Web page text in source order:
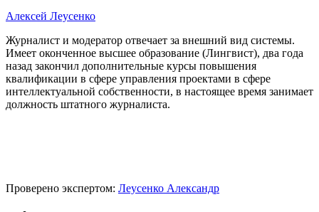
Алексей Леусенко
Журналист и модератор отвечает за внешний вид системы.
Имеет оконченное высшее образование (Лингвист), два года
назад закончил дополнительные курсы повышения
квалификации в сфере управления проектами в сфере
интеллектуальной собственности, в настоящее время занимает
должность штатного журналиста.
Проверено экспертом: Леусенко Александр